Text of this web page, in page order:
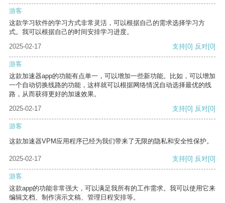
游客
这款学习软件的学习方式非常灵活，可以根据自己的需求选择学习方
式。我可以根据自己的时间安排学习进度。
2025-02-17
支持[0] 反对[0]
游客
这款加速器app的功能有点单一，可以增加一些新功能。比如，可以增加
一个自动切换线路的功能，这样就可以根据网络情况自动选择最优的线
路，从而获得更好的加速效果。
2025-02-17
支持[0] 反对[0]
游客
这款加速器VPM应用程序已经为我们带来了无限的隐私和安全性保护。
2025-02-17 支持[0] 反对[0]
游客
这款app的功能非常强大，可以满足我所有的工作需求。我可以使用它来
编辑文档、制作演示文稿、管理日程安排等。